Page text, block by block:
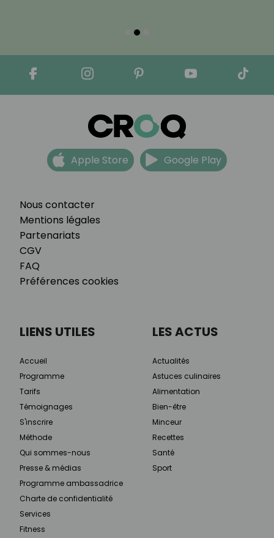
Nous contacter
Mentions légales
Partenariats
CGV
FAQ
Préférences cookies
Apple Store Google Play
LIENS UTILES
Accueil
Programme
Tarifs
Témoignages
S'inscrire
Méthode
Qui sommes-nous
Presse & médias
Programme ambassadrice
Charte de confidentialité
Services
Fitness
LES ACTUS
Actualités
Astuces culinaires
Alimentation
Bien-être
Minceur
Recettes
Santé
Sport